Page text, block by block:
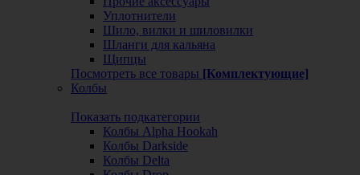
Уплотнители
Шило, вилки и шиловилки
Шланги для кальяна
Щипцы
Посмотреть все товары [Комплектующие]
Колбы
Показать подкатегории
Колбы Alpha Hookah
Колбы Darkside
Колбы Delta